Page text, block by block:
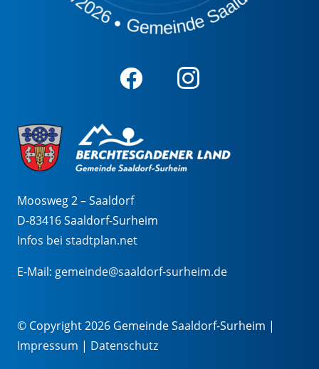
Moosweg 2 – Saaldorf
D-83416 Saaldorf-Surheim
Infos bei stadtplan.net
E-Mail: gemeinde@saaldorf-surheim.de
© Copyright 2026 Gemeinde Saaldorf-Surheim |
Impressum | Datenschutz